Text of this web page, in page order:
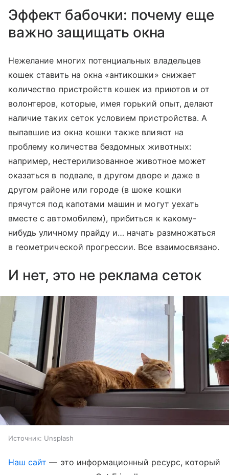
Эффект бабочки: почему еще
важно защищать окна
Нежелание многих потенциальных владельцев
кошек ставить на окна «антикошки» снижает
количество пристройств кошек из приютов и от
волонтеров, которые, имея горький опыт, делают
наличие таких сеток условием пристройства. А
выпавшие из окна кошки также влияют на
проблему количества бездомных животных:
например, нестерилизованное животное может
оказаться в подвале, в другом дворе и даже в
другом районе или городе (в шоке кошки
прячутся под капотами машин и могут уехать
вместе с автомобилем), прибиться к какому-
нибудь уличному прайду и… начать размножаться
в геометрической прогрессии. Все взаимосвязано.
И нет, это не реклама сеток
Источник: Unsplash
Наш сайт — это информационный ресурс, который